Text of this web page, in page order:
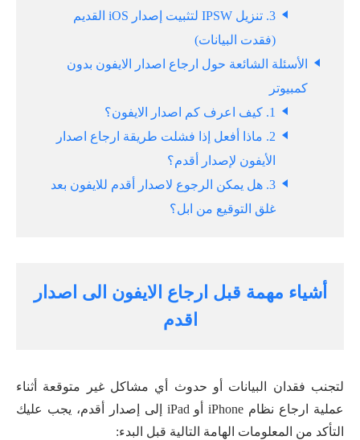
3. تنزيل IPSW لتثبيت إصدار iOS القديم
(فقدت البيانات)
الأسئلة الشائعة حول ارجاع اصدار الايفون بدون
كمبيوتر
1. كيف اعرف كم اصدار الايفون؟
2. ماذا أفعل إذا فشلت طريقة ارجاع اصدار
الأيفون لإصدار أقدم؟
3. هل يمكن الرجوع لاصدار أقدم للايفون بعد
غلق التوقيع من ابل؟
أشياء مهمة قبل ارجاع الايفون الى اصدار
اقدم
لتجنب فقدان البيانات أو حدوث أي مشاكل غير متوقعة أثناء
عملية ارجاع نظام iPhone أو iPad إلى إصدار أقدم، يجب عليك
التأكد من المعلومات الهامة التالية قبل البدء: